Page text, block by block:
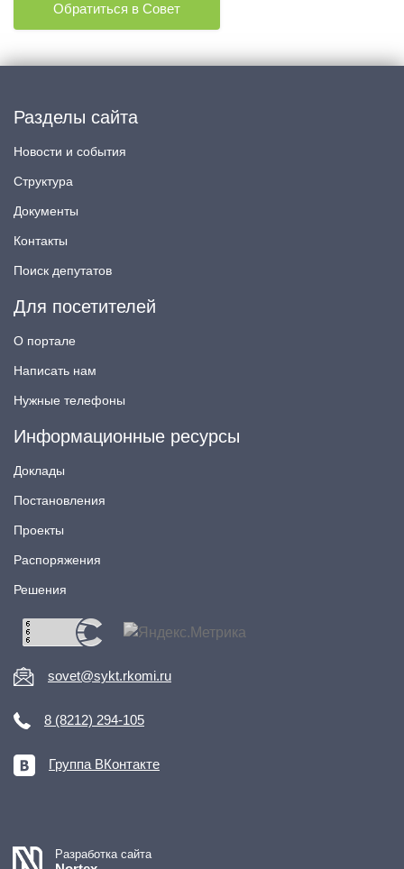
Обратиться в Совет
Разделы сайта
Новости и события
Структура
Документы
Контакты
Поиск депутатов
Для посетителей
О портале
Написать нам
Нужные телефоны
Информационные ресурсы
Доклады
Постановления
Проекты
Распоряжения
Решения
sovet@sykt.rkomi.ru
8 (8212) 294-105
Группа ВКонтакте
Разработка сайта